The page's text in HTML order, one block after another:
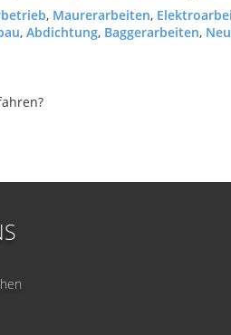
, Maurerarbeiten,
, Abdichtung, Baggerarbeiten,